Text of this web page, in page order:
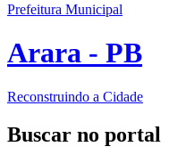
Prefeitura Municipal
Arara - PB
Reconstruindo a Cidade
Buscar no portal